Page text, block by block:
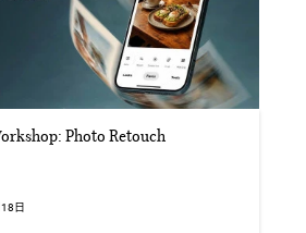
Photo Retouch
日